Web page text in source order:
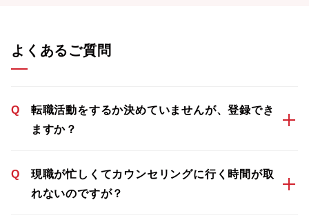
よくあるご質問
Q
転職活動をするか決めていませんが、登録でき
ますか？
Q
現職が忙しくてカウンセリングに行く時間が取
れないのですが？